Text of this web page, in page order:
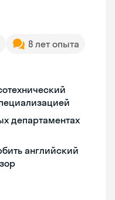
8 лет опыта
департаментах
английский